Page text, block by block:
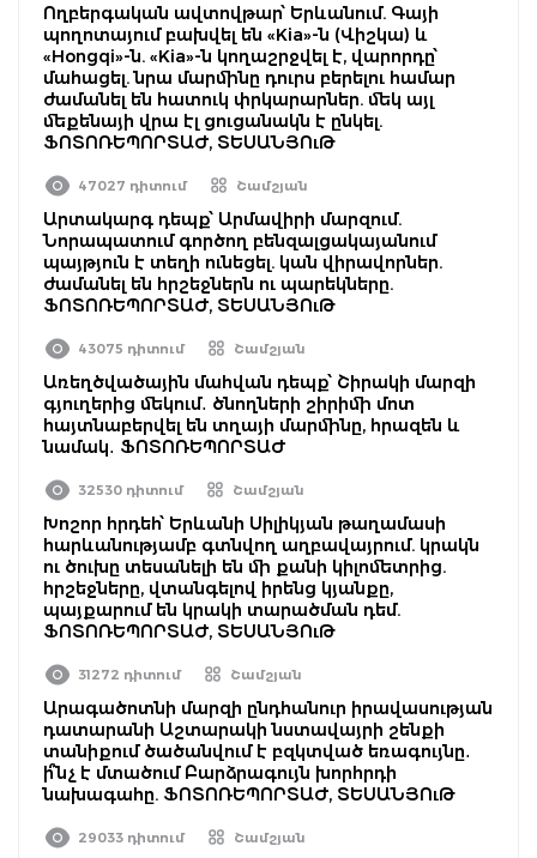
Ողբերգական ավտովթար՝ Երևանում. Գայի
պողոտայում բախվել են «Kia»-ն (Վիշկա) և
«Hongqi»-ն. «Kia»-ն կողաշրջվել է, վարորդը՝
մահացել. նրա մարմինը դուրս բերելու համար
ժամանել են հատուկ փրկարարներ. մեկ այլ
մեքենայի վրա էլ ցուցանակն է ընկել.
ՖՈՏՈՌԵՊՈՐՏԱԺ, ՏԵՍԱՆՅՈւԹ
47027 դիտում Շամշյան
Արտակարգ դեպք՝ Արմավիրի մարզում.
Նորապատում գործող բենզալցակայանում
պայթյուն է տեղի ունեցել. կան վիրավորներ.
ժամանել են հրշեջներն ու պարեկները.
ՖՈՏՈՌԵՊՈՐՏԱԺ, ՏԵՍԱՆՅՈւԹ
43075 դիտում Շամշյան
Առեղծվածային մահվան դեպք՝ Շիրակի մարզի
գյուղերից մեկում․ ծնողների շիրիմի մոտ
հայտնաբերվել են տղայի մարմինը, հրազեն և
նամակ․ ՖՈՏՈՌԵՊՈՐՏԱԺ
32530 դիտում Շամշյան
Խոշոր հրդեհ՝ Երևանի Սիլիկյան թաղամասի
հարևանությամբ գտնվող աղբավայրում. կրակն
ու ծուխը տեսանելի են մի քանի կիլոմետրից.
հրշեջները, վտանգելով իրենց կյանքը,
պայքարում են կրակի տարածման դեմ.
ՖՈՏՈՌԵՊՈՐՏԱԺ, ՏԵՍԱՆՅՈւԹ
31272 դիտում Շամշյան
Արագածոտնի մարզի ընդհանուր իրավասության
դատարանի Աշտարակի նստավայրի շենքի
տանիքում ծածանվում է բզկտված եռագույնը․
ի՞նչ է մտածում Բարձրագույն խորհրդի
նախագահը. ՖՈՏՈՌԵՊՈՐՏԱԺ, ՏԵՍԱՆՅՈւԹ
29033 դիտում Շամշյան